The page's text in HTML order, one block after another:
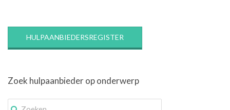
HULPAANBIEDERSREGISTER
Zoek hulpaanbieder op onderwerp
Zoek